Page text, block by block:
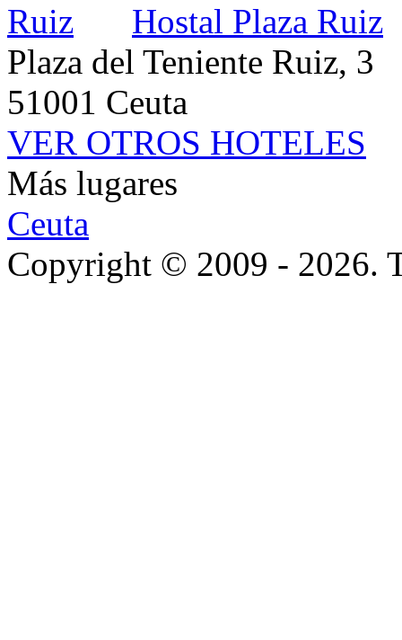
Hostal Plaza Ruiz
Plaza del Teniente Ruiz, 3
51001 Ceuta
VER OTROS HOTELES
Más lugares
Ceuta
Copyright © 2009 - 2026.